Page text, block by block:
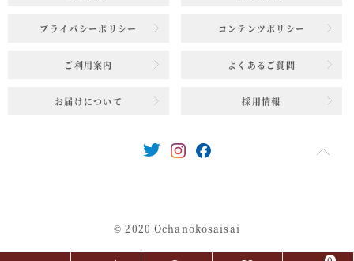
プライバシーポリシー コンテンツポリシー
ご利用案内 よくあるご質問
お届けについて 採用情報
© 2020 Ochanokosaisai